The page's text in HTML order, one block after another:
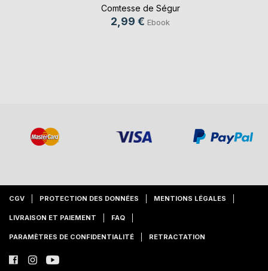
Comtesse de Ségur
2,99 € Ebook
CGV PROTECTION DES DONNÉES MENTIONS LÉGALES
LIVRAISON ET PAIEMENT FAQ
PARAMÈTRES DE CONFIDENTIALITÉ RETRACTATION